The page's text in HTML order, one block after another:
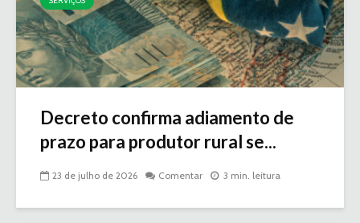
Decreto confirma adiamento de
prazo para produtor rural se...
23 de julho de 2026 Comentar 3 min. leitura